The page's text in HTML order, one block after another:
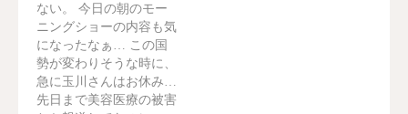
ない。 今日の朝のモー
ニングショーの内容も気
になったなぁ… この国
勢が変わりそうな時に、
急に玉川さんはお休み…
先日まで美容医療の被害